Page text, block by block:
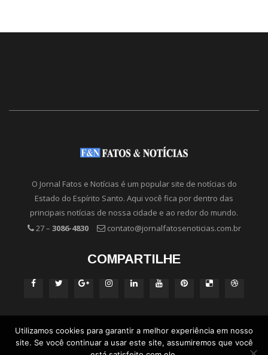
O Jornal Fatos e Notícias é um popular site de notícias do
Estado do Espírito Santo. Aqui você fica por dentro das
principais notícias de nossa cidade e ao redor do mundo.
27 – 3086-4830 contato@jornalfatosenoticias.com.br
COMPARTILHE
Utilizamos cookies para garantir a melhor experiência em nosso
site. Se você continuar a usar este site, assumiremos que você